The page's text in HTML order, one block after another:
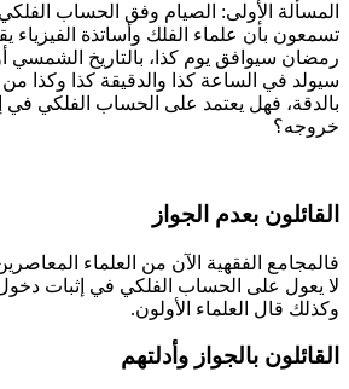
المسألة الأولى: الصيام وفق الحساب
تسمعون بأن علماء الفلك وأساتذة الفيزياء
رمضان سيوافق يوم كذا، بالتاريخ الشمسي أو
سيولد في الساعة كذا والدقيقة كذا وكذا من
بالدقة، فهل يعتمد على الحساب الفلكي في
خروجه؟
القائلون بعدم الجواز
فالمجامع الفقهية الآن من العلماء
لا يعول على الحساب الفلكي في إثبات
وكذلك قال العلماء الأولون.
القائلون بالجواز وأدلتهم